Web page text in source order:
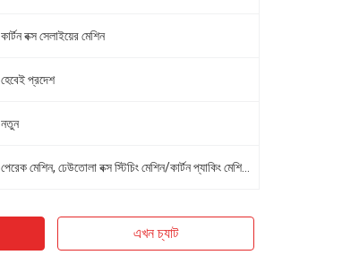
কার্টন বক্স সেলাইয়ের মেশিন
হেবেই প্রদেশ
নতুন
পেরেক মেশিন, ঢেউতোলা বক্স স্টিচিং মেশিন/কার্টন প্যাকিং মেশিনের দাম
এখন চ্যাট